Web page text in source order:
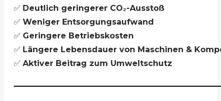
✅ Deutlich geringerer CO₂-Ausstoß
✅ Weniger Entsorgungsaufwand
✅ Geringere Betriebskosten
✅ Längere Lebensdauer von Maschinen &
✅ Aktiver Beitrag zum Umweltschutz